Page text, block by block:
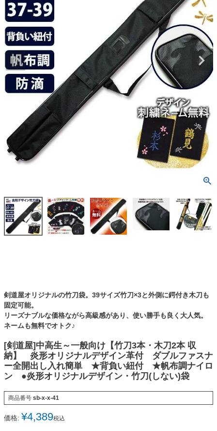
剣道屋オリジナルの竹刀袋。39サイズ竹刀×3と外側に鍔付き木刀も
固定可能。
リーズナブルな価格ながら高級感があり、使い勝手も良く大人気。
ネームも無料でオトク♪
[剣道屋]中高生～一般向け【竹刀3本・木刀2本 収
納】 炎形オリジナルデザイン革付 ダブルファスナ
ー全開出し入れ簡単 ★背負い紐付 ★帆布調ナイロ
ン ●炎形オリジナルデザイン・竹刀(しない)袋
商品番号 sb-x-x-41
価格: ¥4,389税込